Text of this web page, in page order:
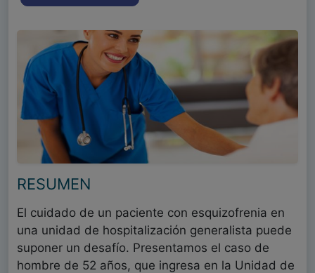
RESUMEN
El cuidado de un paciente con esquizofrenia en
una unidad de hospitalización generalista puede
suponer un desafío. Presentamos el caso de
hombre de 52 años, que ingresa en la Unidad de